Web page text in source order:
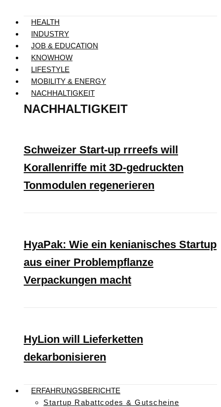
HEALTH
INDUSTRY
JOB & EDUCATION
KNOWHOW
LIFESTYLE
MOBILITY & ENERGY
NACHHALTIGKEIT
NACHHALTIGKEIT
Schweizer Start-up rrreefs will
Korallenriffe mit 3D-gedruckten
Tonmodulen regenerieren
HyaPak: Wie ein kenianisches Startup
aus einer Problempflanze
Verpackungen macht
HyLion will Lieferketten
dekarbonisieren
ERFAHRUNGSBERICHTE
Startup Rabattcodes & Gutscheine